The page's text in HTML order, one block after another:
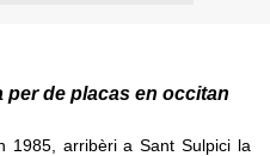
per de placas en occitan
arribèri a Sant Sulpici la